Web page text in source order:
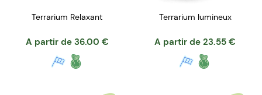
Terrarium Relaxant
A partir de 36.00 €
Terrarium lumineux
A partir de 23.55 €